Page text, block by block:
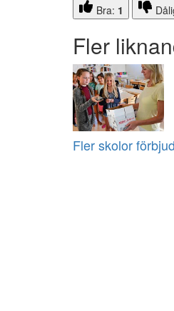
Bra: 1
Fler
Fler skolor